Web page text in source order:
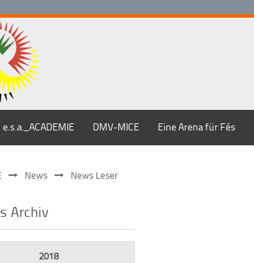
e.s.a._ACADEMIE DMV-MICE Eine Arena für Fés
News News Leser
Archiv
2018